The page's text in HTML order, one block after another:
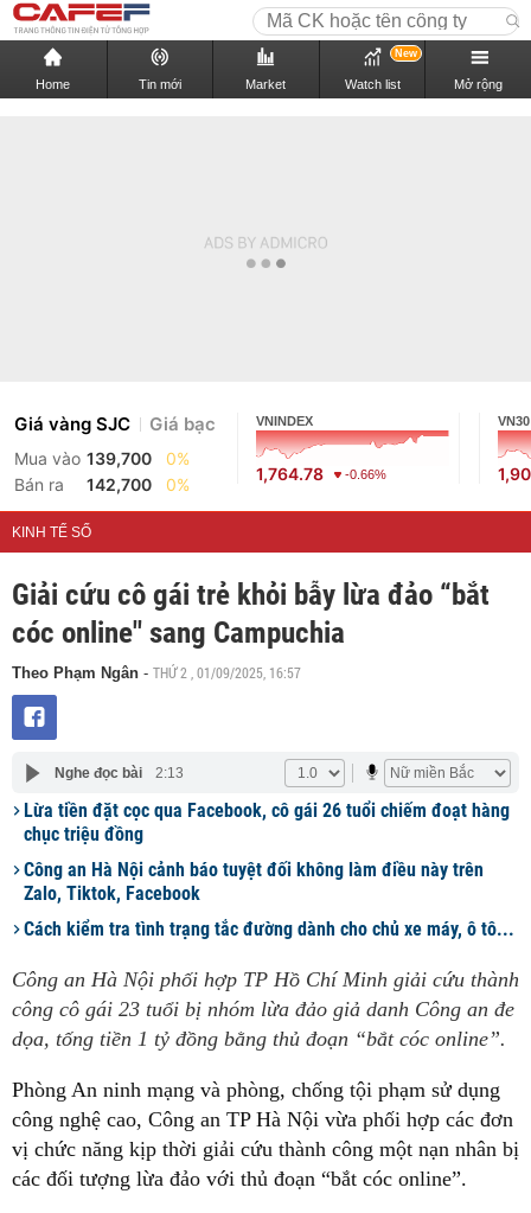
Home Tin mới Market Watch list
New
Mở rộng
Giá vàng SJC Giá bạc
Mua vào 139,700
0%
Bán ra
142,700 0%
VNINDEX
1,764.78 -0.66%
VN30
KINH TẾ SỐ
Giải cứu cô gái trẻ khỏi bẫy lừa đảo “bắt
cóc online" sang Campuchia
Theo Phạm Ngân - THỨ 2 , 01/09/2025, 16:57
Nghe đọc bài 2:13
Lừa tiền đặt cọc qua Facebook, cô gái 26 tuổi chiếm đoạt hàng
chục triệu đồng
Công an Hà Nội cảnh báo tuyệt đối không làm điều này trên
Zalo, Tiktok, Facebook
Cách kiểm tra tình trạng tắc đường dành cho chủ xe máy, ô tô...
Công an Hà Nội phối hợp TP Hồ Chí Minh giải cứu thành
công cô gái 23 tuổi bị nhóm lừa đảo giả danh Công an đe
dọa, tống tiền 1 tỷ đồng bằng thủ đoạn “bắt cóc online”.
Phòng An ninh mạng và phòng, chống tội phạm sử dụng
công nghệ cao, Công an TP Hà Nội vừa phối hợp các đơn
vị chức năng kịp thời giải cứu thành công một nạn nhân bị
các đối tượng lừa đảo với thủ đoạn “bắt cóc online”.